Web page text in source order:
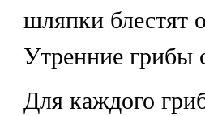
шляпки блестят
Утренние грибы
Для каждого